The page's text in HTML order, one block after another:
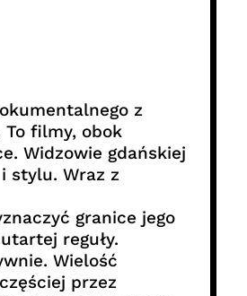
z
filmy, obok
Widzowie gdańskiej
stylu. Wraz z
granice jego
reguły.
Wielość
przez